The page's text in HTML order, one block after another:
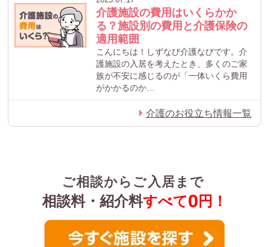
介護施設の費用はいくらかか
る？施設別の費用と介護保険の
適用範囲
こんにちは！しずなび介護なびです。介
護施設の入居を考えたとき、多くのご家
族が不安に感じるのが「一体いくら費用
がかかるのか…
介護のお役立ち情報一覧
ご相談からご入居まで
相談料・紹介料すべて0 円！